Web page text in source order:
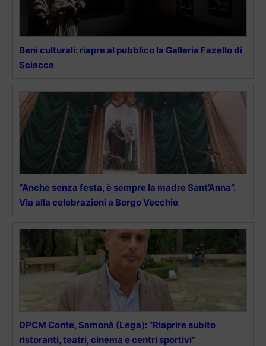
Beni culturali: riapre al pubblico la Galleria Fazello di
Sciacca
“Anche senza festa, è sempre la madre Sant’Anna”.
Via alla celebrazioni a Borgo Vecchio
DPCM Conte, Samonà (Lega): “Riaprire subito
ristoranti, teatri, cinema e centri sportivi”